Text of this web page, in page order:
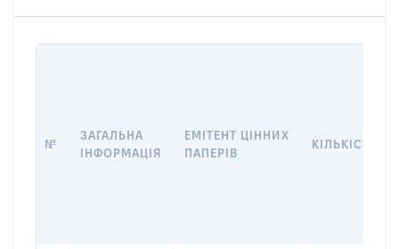
№
ЗАГАЛЬНА
ІНФОРМАЦІЯ
ЕМІТЕНТ ЦІННИХ
ПАПЕРІВ
КІЛЬКІСТЬ